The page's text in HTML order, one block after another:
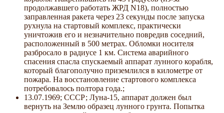
продолжавшего работать ЖРД N18), полностью
заправленная ракета через 23 секунды после запуска
рухнула на стартовый комплекс, практически
уничтожив его и незначительно повредив соседний,
расположенный в 500 метрах. Обломки носителя
разбросало в радиусе 1 км. Система аварийного
спасения спасла спускаемый аппарат лунного корабля,
который благополучно приземлился в километре от
пожара. На восстановление стартового комплекса
потребовалось полтора года.;
13.07.1969; СССР; Луна-15, аппарат должен был
вернуть на Землю образец лунного грунта. Попытка